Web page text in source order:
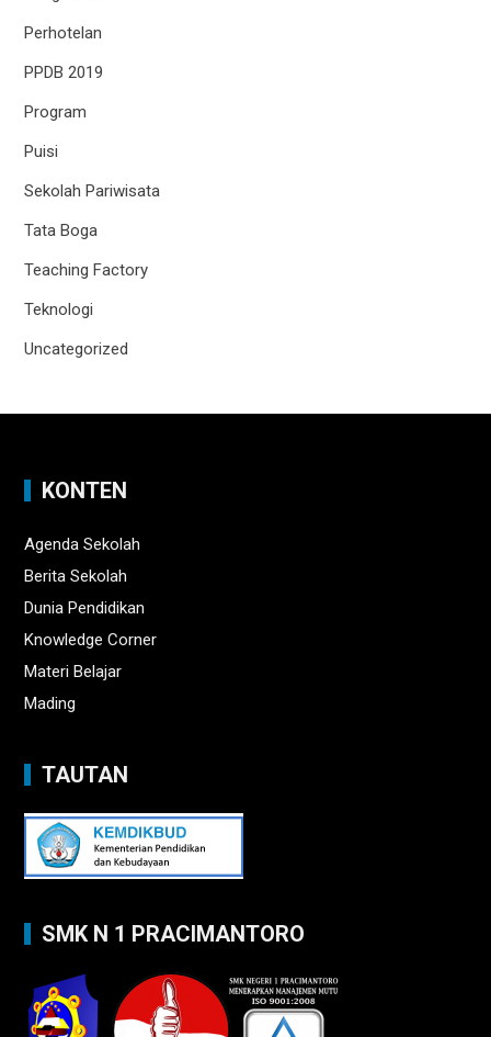
Perhotelan
PPDB 2019
Program
Puisi
Sekolah Pariwisata
Tata Boga
Teaching Factory
Teknologi
Uncategorized
KONTEN
Agenda Sekolah
Berita Sekolah
Dunia Pendidikan
Knowledge Corner
Materi Belajar
Mading
TAUTAN
SMK N 1 PRACIMANTORO